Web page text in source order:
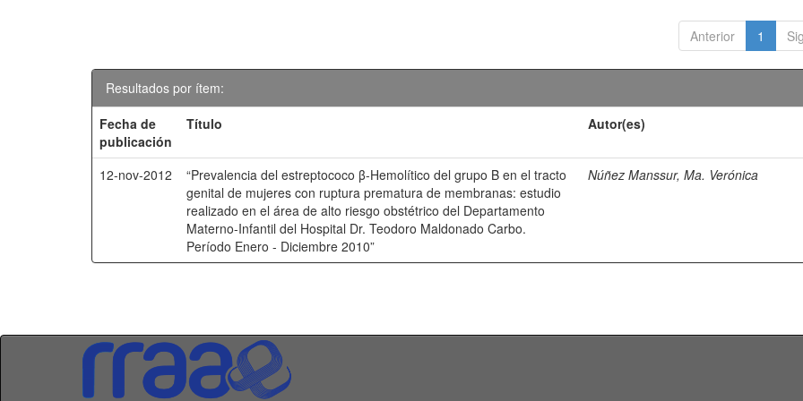
Anterior 1
Resultados por ítem:
Fecha de
publicación
Título Autor(es)
12-nov-2012
“Prevalencia del estreptococo β-Hemolítico del grupo B en el tracto
genital de mujeres con ruptura prematura de membranas: estudio
realizado en el área de alto riesgo obstétrico del Departamento
Materno-Infantil del Hospital Dr. Teodoro Maldonado Carbo.
Período Enero - Diciembre 2010”
Núñez Manssur, Ma. Verónica